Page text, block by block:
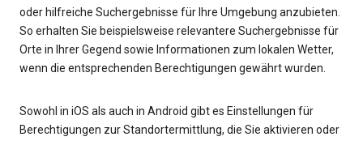
oder hilfreiche Suchergebnisse für Ihre Umgebung anzubieten.
So erhalten Sie beispielsweise relevantere Suchergebnisse für
Orte in Ihrer Gegend sowie Informationen zum lokalen Wetter,
wenn die entsprechenden Berechtigungen gewährt wurden.
Sowohl in iOS als auch in Android gibt es Einstellungen für
Berechtigungen zur Standortermittlung, die Sie aktivieren oder